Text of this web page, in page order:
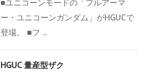
■ユニコーンモードの「フルアーマ
ー・ユニコーンガンダム」がHGUCで
登場。 ■フ ...
HGUC 量産型ザク